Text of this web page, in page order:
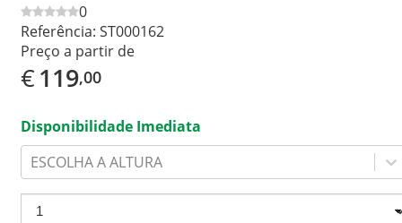
0
Referência: ST000162
Preço a partir de
€119,00
Disponibilidade Imediata
ESCOLHA A ALTURA